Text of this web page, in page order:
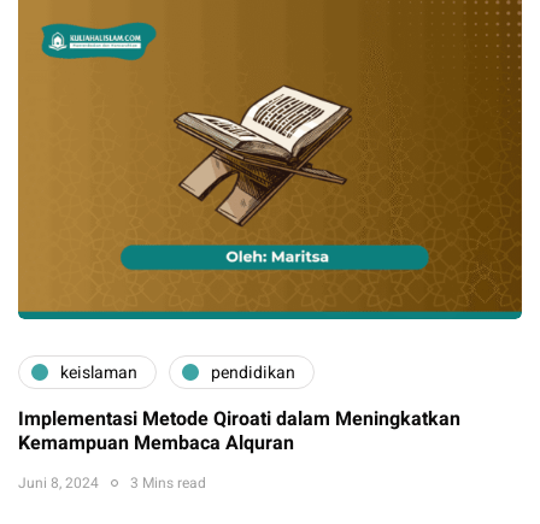
keislaman pendidikan
Implementasi Metode Qiroati dalam Meningkatkan
Kemampuan Membaca Alquran
Juni 8, 2024 3 Mins read